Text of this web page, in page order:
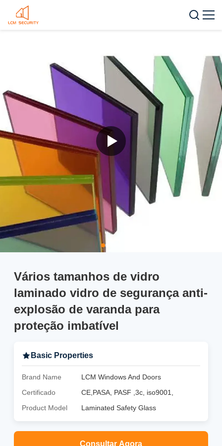
Vários tamanhos de vidro
laminado vidro de segurança anti-
explosão de varanda para
proteção imbatível
Basic Properties
Brand Name
LCM Windows And Doors
Certificado
CE,PASA, PASF ,3c, iso9001,
Product Model
Laminated Safety Glass
Consultar Agora